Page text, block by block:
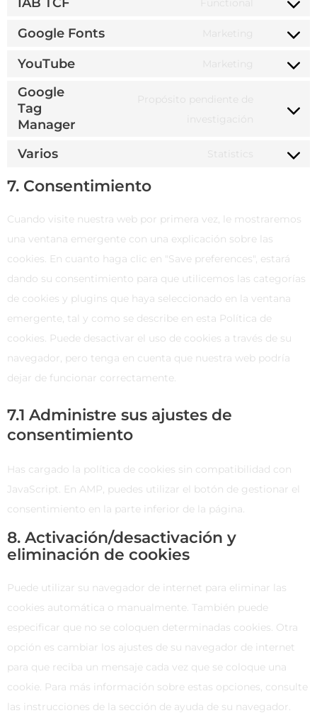
Google Fonts
YouTube
Google
Tag
Manager
Varios
7. Consentimiento
Cuando visite nuestra web por primera vez, le mostraremos
una ventana emergente con una explicación sobre las
cookies. En cuanto haga clic en "Save preferences", estará
dando su consentimiento para que utilicemos las categorías
de cookies y plugins que haya seleccionado en la ventana
emergente, tal y como se describe en esta Política de
cookies. Puede desactivar el uso de cookies a través de su
navegador, pero tenga en cuenta que nuestra web podría
dejar de funcionar correctamente.
7.1 Administre sus ajustes de
consentimiento
Has cargado la política de cookies sin compatibilidad con
JavaScript. En AMP, puedes utilizar el botón de gestionar el
consentimiento en la parte inferior de la página.
8. Activación/desactivación y
eliminación de cookies
Puede utilizar su navegador de internet para eliminar las
cookies automática o manualmente. También puede
especificar que no se coloquen determinadas cookies. Otra
opción es cambiar los ajustes de su navegador de internet
para que reciba un mensaje cada vez que se coloque una
cookie. Para más información sobre estas opciones, consulte
las instrucciones de la sección de ayuda de su navegador.